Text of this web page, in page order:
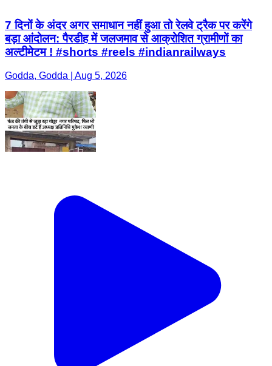
7 दिनों के अंदर अगर समाधान नहीं हुआ तो रेलवे ट्रैक पर करेंगे
बड़ा आंदोलन: पैरडीह में जलजमाव से आक्रोशित ग्रामीणों का
अल्टीमेटम ! #shorts #reels #indianrailways
Godda, Godda | Aug 5, 2026